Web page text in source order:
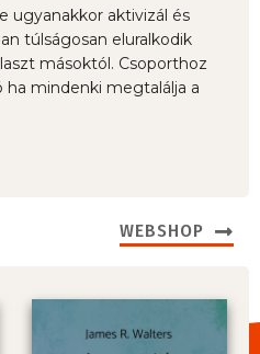
ugyanakkor aktivizál és
túlságosan eluralkodik
másoktól. Csoporthoz
mindenki megtalálja a
WEBSHOP